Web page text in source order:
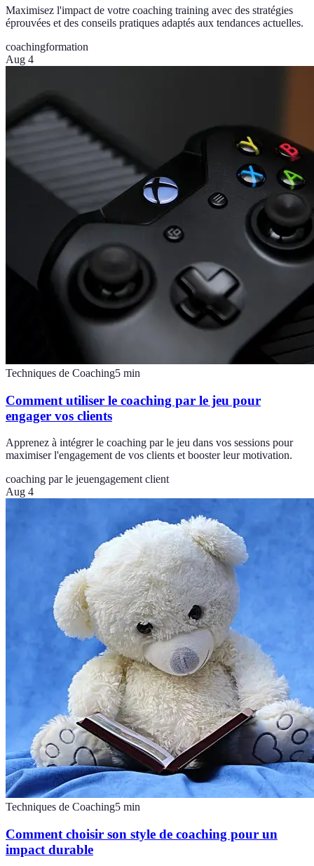
Maximisez l'impact de votre coaching training avec des stratégies
éprouvées et des conseils pratiques adaptés aux tendances actuelles.
coachingformation
Aug 4
Techniques de Coaching5 min
Comment utiliser le coaching par le jeu pour
engager vos clients
Apprenez à intégrer le coaching par le jeu dans vos sessions pour
maximiser l'engagement de vos clients et booster leur motivation.
coaching par le jeuengagement client
Aug 4
Techniques de Coaching5 min
Comment choisir son style de coaching pour un
impact durable